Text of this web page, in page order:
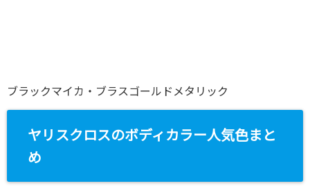
ブラックマイカ・ブラスゴールドメタリック
ヤリスクロスのボディカラー人気色まと
め